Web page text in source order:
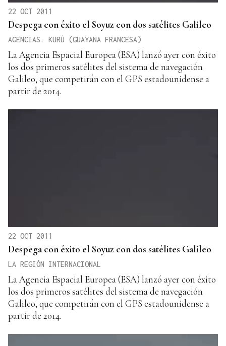
22 OCT 2011
Despega con éxito el Soyuz con dos satélites Galileo
AGENCIAS. KURÚ (GUAYANA FRANCESA)
La Agencia Espacial Europea (ESA) lanzó ayer con éxito
los dos primeros satélites del sistema de navegación
Galileo, que competirán con el GPS estadounidense a
partir de 2014.
22 OCT 2011
Despega con éxito el Soyuz con dos satélites Galileo
LA REGIÓN INTERNACIONAL
La Agencia Espacial Europea (ESA) lanzó ayer con éxito
los dos primeros satélites del sistema de navegación
Galileo, que competirán con el GPS estadounidense a
partir de 2014.